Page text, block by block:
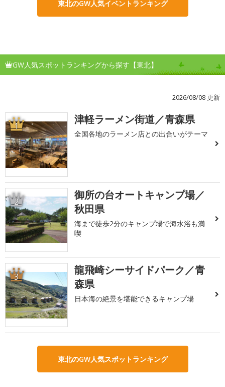
東北のGW人気イベントランキング
GW人気スポットランキングから探す【東北】
2026/08/08 更新
1 津軽ラーメン街道／青森県
全国各地のラーメン店との出合いがテーマ
2
御所の台オートキャンプ場／
秋田県
海まで徒歩2分のキャンプ場で海水浴も満
喫
3
龍飛崎シーサイドパーク／青
森県
日本海の絶景を堪能できるキャンプ場
東北のGW人気スポットランキング